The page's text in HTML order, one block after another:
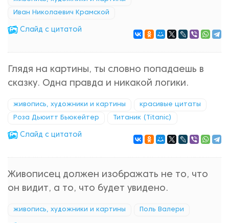
Иван Николаевич Крамской
Cлайд с цитатой
Глядя на картины, ты словно попадаешь в
сказку. Одна правда и никакой логики.
живопись, художники и картины красивые цитаты
Роза Дьюитт Бьюкейтер Титаник (Titanic)
Cлайд с цитатой
Живописец должен изображать не то, что
он видит, а то, что будет увидено.
живопись, художники и картины Поль Валери